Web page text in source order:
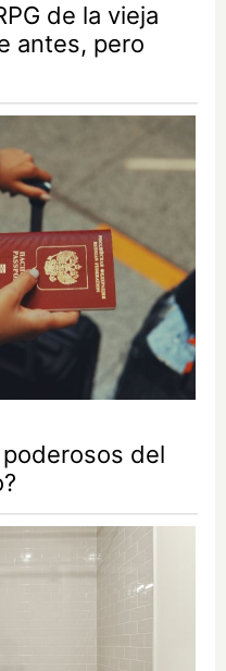
de la vieja
antes, pero
del